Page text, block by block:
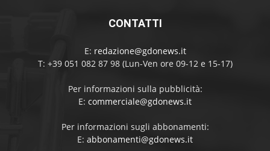
CONTATTI
E: redazione@gdonews.it
T: +39 051 082 87 98 (Lun-Ven ore 09-12 e 15-17)
Per informazioni sulla pubblicità:
E: commerciale@gdonews.it
Per informazioni sugli abbonamenti:
E: abbonamenti@gdonews.it